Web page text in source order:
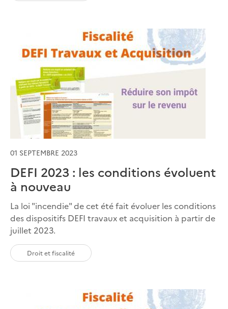
01 SEPTEMBRE 2023
DEFI 2023 : les conditions évoluent
à nouveau
La loi "incendie" de cet été fait évoluer les conditions
des dispositifs DEFI travaux et acquisition à partir de
juillet 2023.
Droit et fiscalité